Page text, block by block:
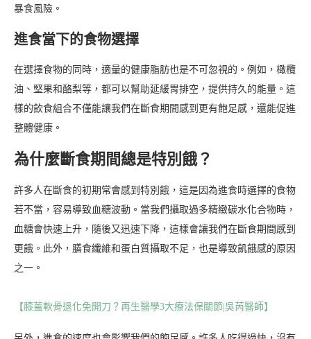
暴食風險。
進食當下的食物選擇
在選擇食物的同時，適量的健康脂肪也是不可忽視的。例如，橄欖
油、堅果和酪梨等，都可以幫助延緩胃排空，提供持久的能量。這
樣的飲食組合不僅能讓我們在斷食期間感到更有飽足感，還能促進
整體健康。
為什麼斷食期間總是特別餓？
許多人在斷食的初期常會感到特別餓，這是因為進食時選擇的食物
若不當，容易導致血糖波動。當我們攝取過多精緻碳水化合物時，
血糖會快速上升，隨後又迅速下降，這樣會讓我們在斷食期間感到
更餓。此外，膳食纖維和蛋白質攝取不足，也是導致飢餓感的原因
之一。
【膝蓋軟骨退化免開刀？再生醫學3大療法保關節|吳芮醫師】